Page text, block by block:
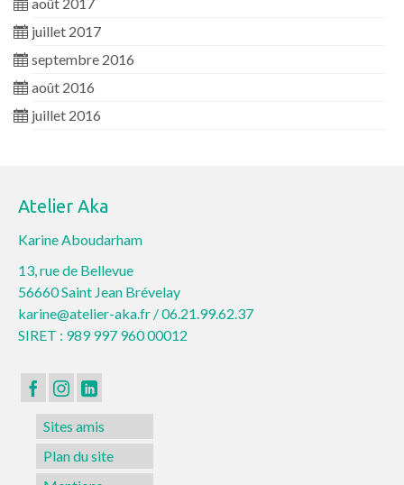
juillet 2017
septembre 2016
août 2016
juillet 2016
Atelier Aka
Karine Aboudarham
13, rue de Bellevue
56660 Saint Jean Brévelay
karine@atelier-aka.fr /06.21.99.62.37
SIRET : 989 997 960 00012
Sites amis
Plan du site